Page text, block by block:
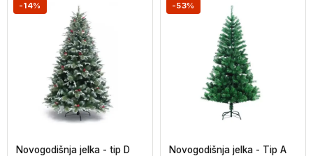
-14%
Novogodišnja jelka - tip D
-53%
Novogodišnja jelka - Tip A